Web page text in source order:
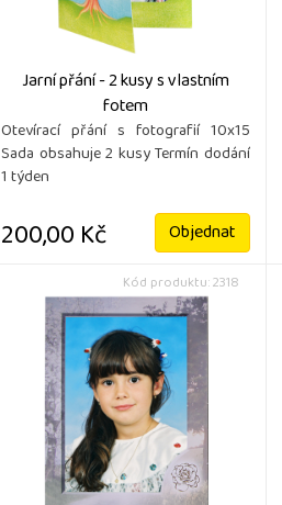
Jarní přání - 2 kusy s vlastním
fotem
Otevírací přání s fotografií 10x15
Sada obsahuje 2 kusy Termín dodání
1 týden
200,00 Kč Objednat
Kód produktu: 2318